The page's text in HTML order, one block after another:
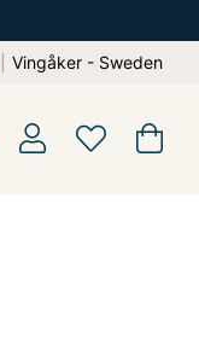
Vingåker - Sweden